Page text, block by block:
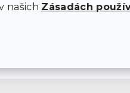
našich Zásadách